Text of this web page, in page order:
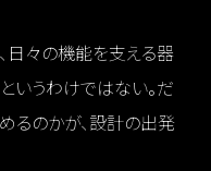
日々の機能を支える器
いうわけではない。だ
るのかが、設計の出発